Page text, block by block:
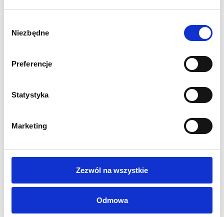
zgody
Niezbędne
Preferencje
Statystyka
Marketing
Zezwól na wszystkie
Odmowa
Szybki i łatwy montaż bez użycia narzędzi
Konstrukcja wykonana ze stali i tworzywa
standardowy
materiał do rollupów z matowym wykończeniem z lekko
Blockout 440g/m2 druk UV- materiał dedykowany do
roll-upów o gładkiej matowej powierzchni z przekładką
blokującą światło, grafika nie zawija się na bokach
Wszystkie nasze wydruki są wysokiej jakości,
pełnokolorowe, drukowane cyfrowo w technologii UV LED w